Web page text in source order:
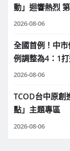
動」迴響熱烈
2026-08-06
全國首例！中
例調整為4：1
2026-08-06
TCOD台中原創
點」主題專區
2026-08-06